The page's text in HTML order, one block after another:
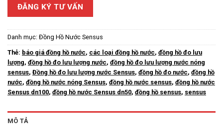
ĐĂNG KÝ TƯ VẤN
Danh mục: Đồng Hồ Nước Sensus
Thẻ: báo giá đồng hồ nước, các loại đồng hồ nước, đồng hồ đo lưu
lượng, đồng hồ đo lưu lượng nước, đồng hồ đo lưu lượng nước nóng
sensus, Đồng hồ đo lưu lượng nước Sensus, đồng hồ đo nước, đồng hồ
nước, đồng hồ nước nóng Sensus, đồng hồ nước sensus, đồng hồ nước
Sensus dn100, đồng hồ nước Sensus dn50, đồng hồ sensus, sensus
MÔ TẢ